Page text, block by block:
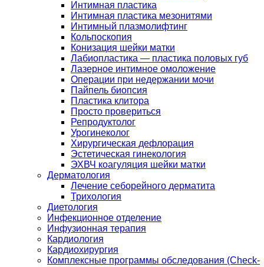
Интимная пластика
Интимная пластика мезонитями
Интимный плазмолифтинг
Кольпоскопия
Конизация шейки матки
Лабиопластика — пластика половых губ
Лазерное интимное омоложение
Операции при недержании мочи
Пайпель биопсия
Пластика клитора
Просто провериться
Репродуктолог
Урогинеколог
Хирургическая дефлорация
Эстетическая гинекология
ЭХВЧ коагуляция шейки матки
Дерматология
Лечение себорейного дерматита
Трихология
Диетология
Инфекционное отделение
Инфузионная терапия
Кардиология
Кардиохирургия
Комплексные программы обследования (Check-